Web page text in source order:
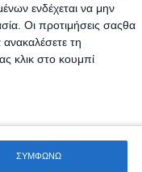
ενδέχεται να μην
Οι προτιμήσεις σαςθα
τη
κλικ στο κουμπί
ΣΥΜΦΩΝΩ